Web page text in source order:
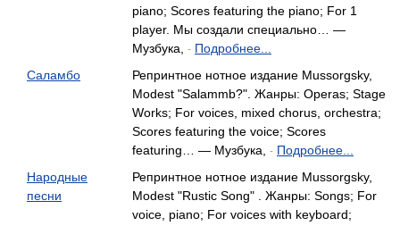
piano; Scores featuring the piano; For 1
player. Мы создали специально… —
Музбука,
- Подробнее...
Саламбо
Репринтное нотное издание Mussorgsky,
Modest "Salammb?". Жанры: Operas; Stage
Works; For voices, mixed chorus, orchestra;
Scores featuring the voice; Scores
featuring… — Музбука,
- Подробнее...
Народные
песни
Репринтное нотное издание Mussorgsky,
Modest "Rustic Song" . Жанры: Songs; For
voice, piano; For voices with keyboard;